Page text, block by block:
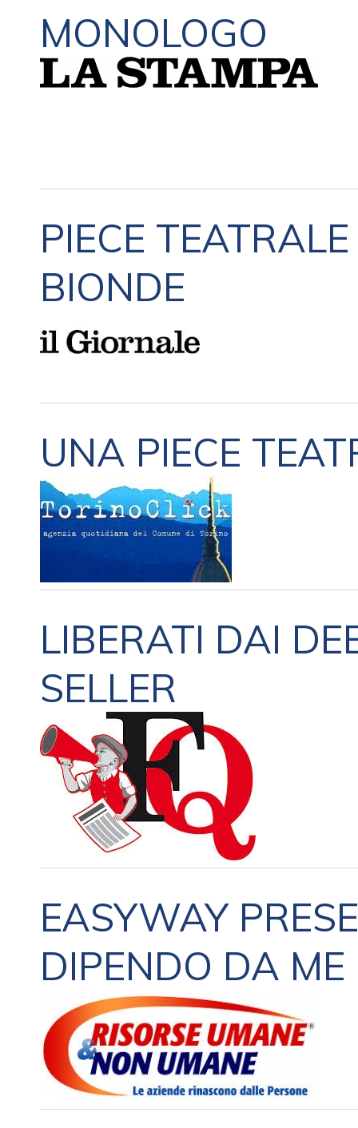
MONOLOGO
PIECE
BIONDE
UNA PIECE
LIBERATI DAI
SELLER
EASYWAY
DIPENDO DA ME